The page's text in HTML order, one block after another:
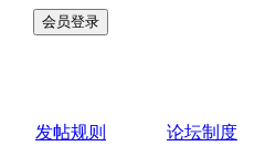
发帖规则 论坛制度